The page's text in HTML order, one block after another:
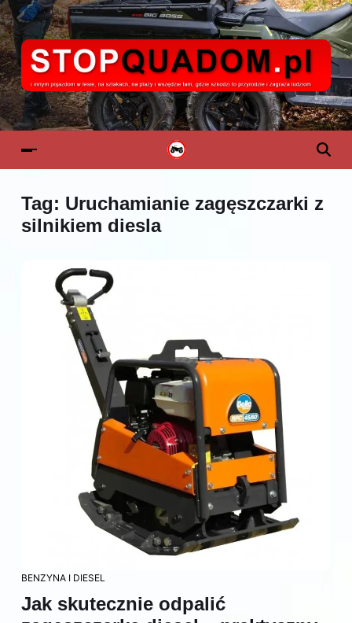
Tag: Uruchamianie zagęszczarki z
silnikiem diesla
BENZYNA I DIESEL
Jak skutecznie odpalić